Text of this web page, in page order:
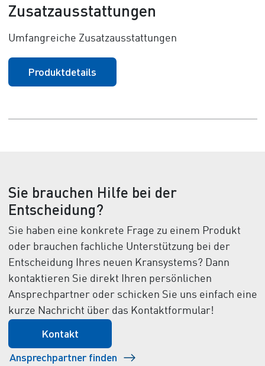
Zusatzausstattungen
Umfangreiche Zusatzausstattungen
Produktdetails
Sie brauchen Hilfe bei der
Entscheidung?
Sie haben eine konkrete Frage zu einem Produkt
oder brauchen fachliche Unterstützung bei der
Entscheidung Ihres neuen Kransystems? Dann
kontaktieren Sie direkt Ihren persönlichen
Ansprechpartner oder schicken Sie uns einfach eine
kurze Nachricht über das Kontaktformular!
Kontakt
Ansprechpartner finden